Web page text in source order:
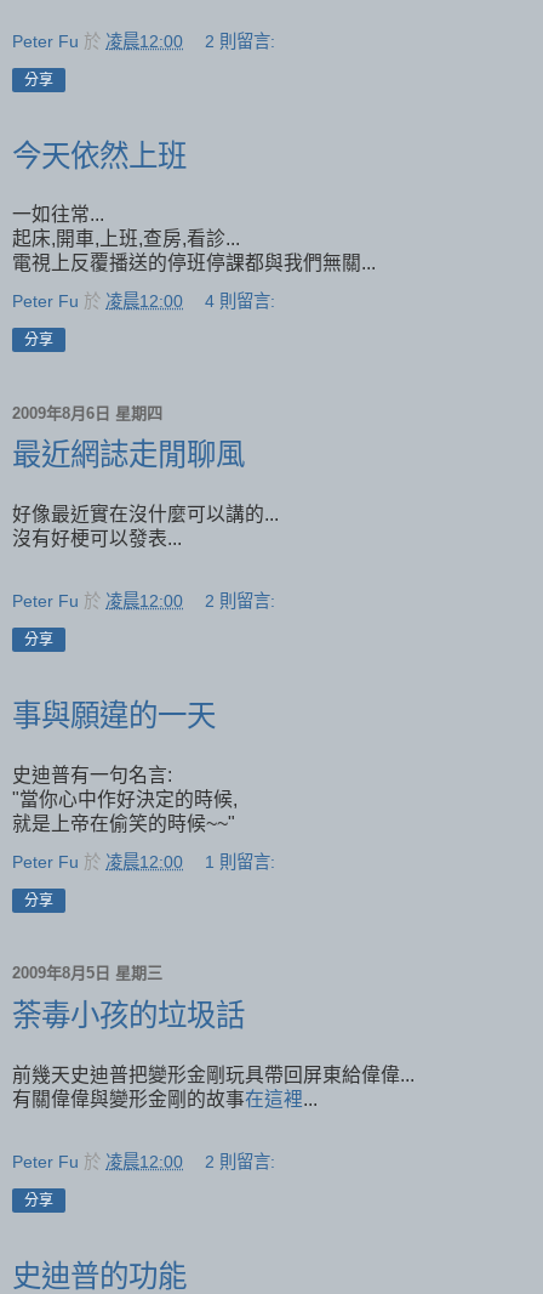
Peter Fu 於 凌晨12:00 2 則留言:
分享
今天依然上班
一如往常...
起床,開車,上班,查房,看診...
電視上反覆播送的停班停課都與我們無關...
Peter Fu 於 凌晨12:00 4 則留言:
分享
2009年8月6日 星期四
最近網誌走閒聊風
好像最近實在沒什麼可以講的...
沒有好梗可以發表...
Peter Fu 於 凌晨12:00 2 則留言:
分享
事與願違的一天
史迪普有一句名言:
"當你心中作好決定的時候,
就是上帝在偷笑的時候~~"
Peter Fu 於 凌晨12:00 1 則留言:
分享
2009年8月5日 星期三
荼毒小孩的垃圾話
前幾天史迪普把變形金剛玩具帶回屏東給偉偉...
有關偉偉與變形金剛的故事在這裡...
Peter Fu 於 凌晨12:00 2 則留言:
分享
史迪普的功能